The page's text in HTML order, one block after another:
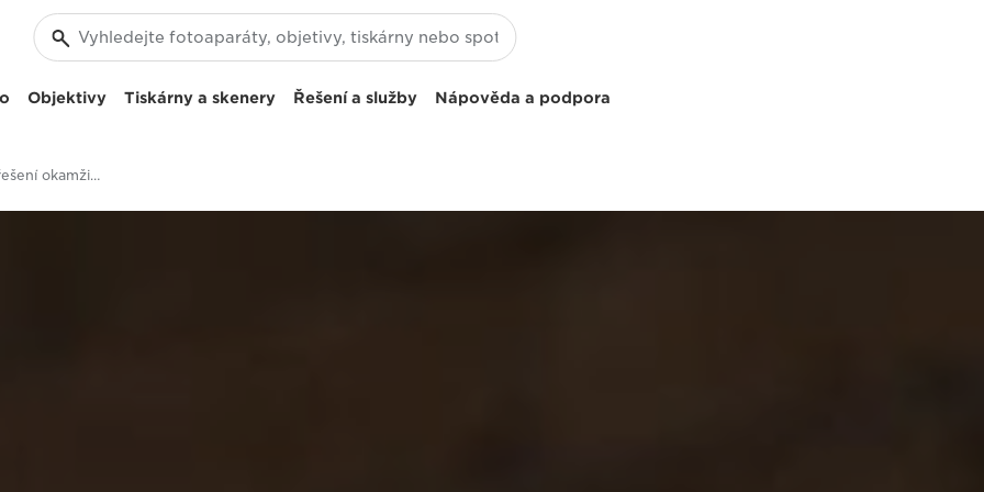
Objektivy Tiskárny a skenery Řešení a služby Nápověda a podpora
Dokumentová řešení okamžitě připravená k použití